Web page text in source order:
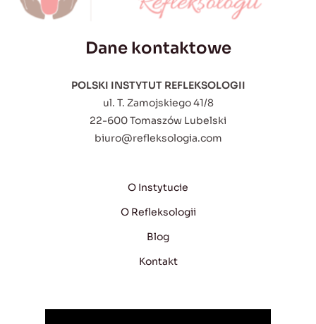
Dane kontaktowe
POLSKI INSTYTUT REFLEKSOLOGII
ul. T. Zamojskiego 41/8
22-600 Tomaszów Lubelski
biuro@refleksologia.com
O Instytucie
O Refleksologii
Blog
Kontakt